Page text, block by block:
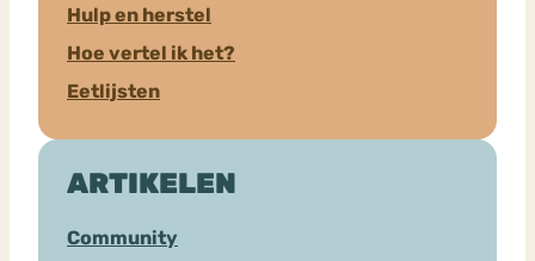
Hulp en herstel
Hoe vertel ik het?
Eetlijsten
ARTIKELEN
Community